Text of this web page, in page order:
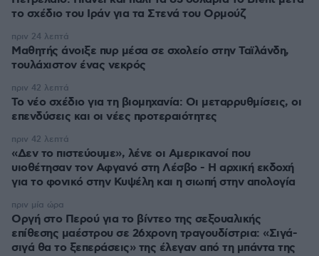
το σχέδιο του Ιράν για τα Στενά του Ορμούζ
Μαθητής άνοιξε πυρ μέσα σε σχολείο στην Ταϊλάνδη,
τουλάχιστον ένας νεκρός
πριν 24 λεπτά
Το νέο σχέδιο για τη βιομηχανία: Οι μεταρρυθμίσεις, οι
επενδύσεις και οι νέες προτεραιότητες
πριν 42 λεπτά
«Δεν το πιστεύουμε», λένε οι Αμερικανοί που
υιοθέτησαν τον Αφγανό στη Λέσβο - Η αρχική εκδοχή
για το φονικό στην Κυψέλη και η σιωπή στην απολογία
πριν 42 λεπτά
Οργή στο Περού για το βίντεο της σεξουαλικής
επίθεσης μαέστρου σε 26χρονη τραγουδίστρια: «Σιγά-
σιγά θα το ξεπεράσεις» της έλεγαν από τη μπάντα της
πριν μία ώρα